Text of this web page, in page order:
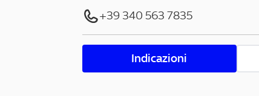
+39 340 563 7835
Indicazioni